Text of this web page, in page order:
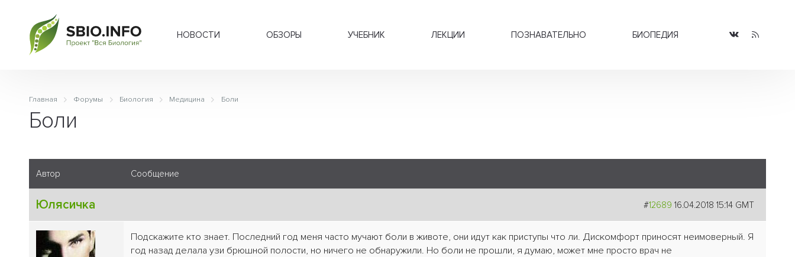
НОВОСТИ ОБЗОРЫ УЧЕБНИК ЛЕКЦИИ ПОЗНАВАТЕЛЬНО БИОПЕДИЯ
Главная Форумы Биология Медицина Боли
Боли
Автор Сообщение
Юлясичка #12689 16.04.2018 15:14 GMT
Подскажите кто знает. Последний год меня часто мучают боли в животе, они идут как приступы что ли. Дискомфорт приносят неимоверный. Я
год назад делала узи брюшной полости, но ничего не обнаружили. Но боли не прошли, я думаю, может мне просто врач не